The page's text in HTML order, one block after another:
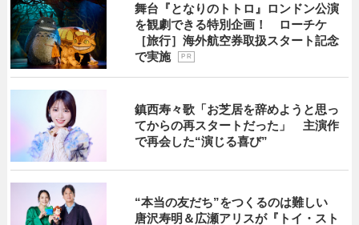
舞台『となりのトトロ』ロンドン公演
を観劇できる特別企画！ ローチケ
［旅行］海外航空券取扱スタート記念
で実施
P R
鎮西寿々歌「お芝居を辞めようと思っ
てからの再スタートだった」 主演作
で再会した“演じる喜び”
“本当の友だち”をつくるのは難しい
唐沢寿明＆広瀬アリスが『トイ・スト